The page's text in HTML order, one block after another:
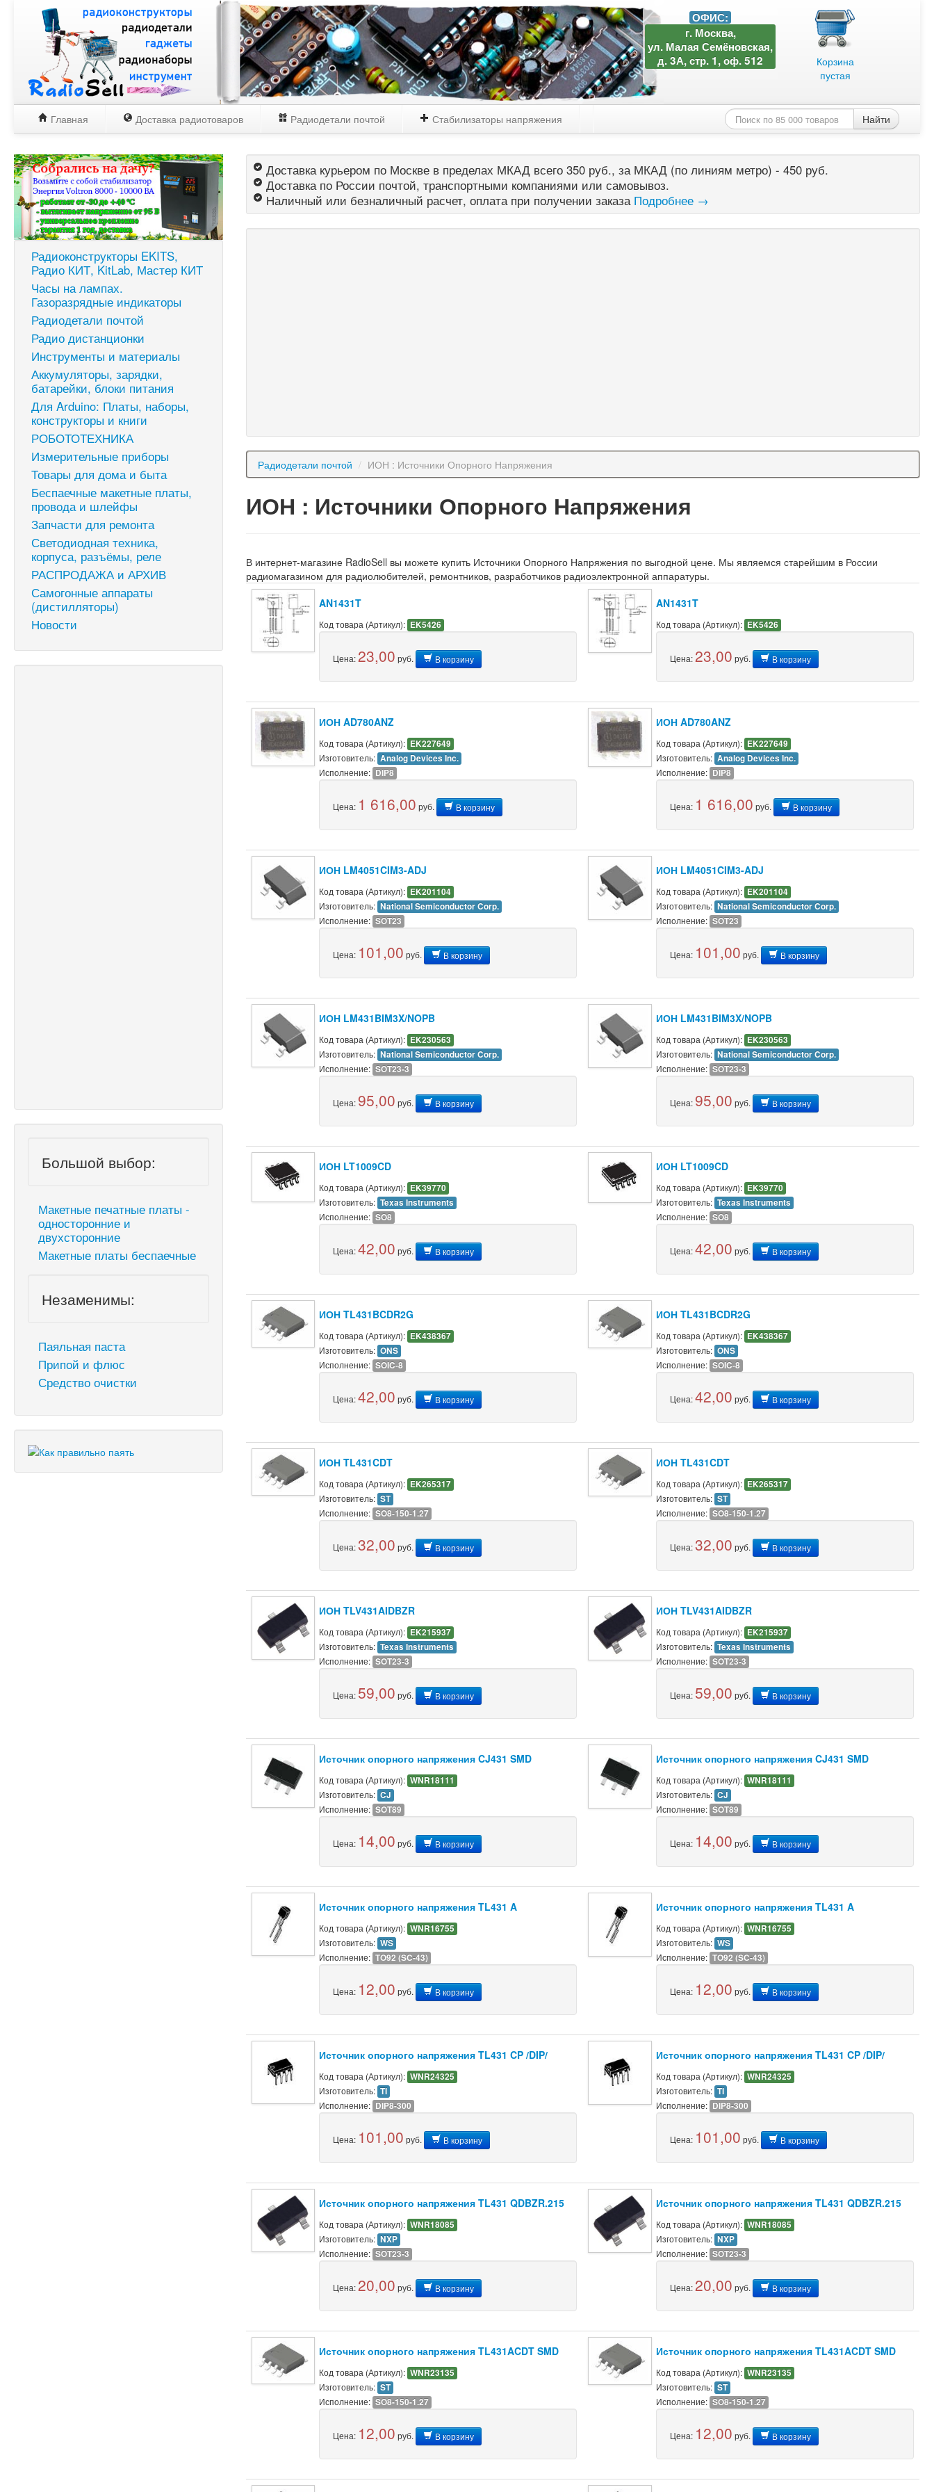
Корзина
пустая
ОФИС:
г. Москва,
ул. Малая Семёновская,
д. 3А, стр. 1, оф. 512
Главная Доставка радиотоваров Радиодетали почтой Стабилизаторы напряжения Найти
Радиоконструкторы EKITS,
Радио КИТ, KitLab, Мастер КИТ
Часы на лампах.
Газоразрядные индикаторы
Радиодетали почтой
Радио дистанционки
Инструменты и материалы
Аккумуляторы, зарядки,
батарейки, блоки питания
Для Arduino: Платы, наборы,
конструкторы и книги
РОБОТОТЕХНИКА
Измерительные приборы
Товары для дома и быта
Беспаечные макетные платы,
провода и шлейфы
Запчасти для ремонта
Светодиодная техника,
корпуса, разъёмы, реле
РАСПРОДАЖА и АРХИВ
Самогонные аппараты
(дистилляторы)
Новости
Большой выбор:
Макетные печатные платы -
односторонние и
двухсторонние
Макетные платы беспаечные
Незаменимы:
Паяльная паста
Припой и флюс
Средство очистки
Доставка курьером по Москве в пределах МКАД всего 350 руб., за МКАД (по линиям метро) - 450 руб.
Доставка по России почтой, транспортными компаниями или самовывоз.
Наличный или безналичный расчет, оплата при получении заказа Подробнее →
Радиодетали почтой / ИОН : Источники Опорного Напряжения
ИОН : Источники Опорного Напряжения
В интернет-магазине RadioSell вы можете купить Источники Опорного Напряжения по выгодной цене. Мы являемся старейшим в России
радиомагазином для радиолюбителей, ремонтников, разработчиков радиоэлектронной аппаратуры.
AN1431T
Код товара (Артикул): EK5426
Цена:23,00 руб. В корзину
AN1431T
Код товара (Артикул): EK5426
Цена:23,00 руб. В корзину
ИОН AD780ANZ
Код товара (Артикул): EK227649
Изготовитель: Analog Devices Inc.
Исполнение: DIP8
Цена: 1 616,00 руб. В корзину
ИОН AD780ANZ
Код товара (Артикул): EK227649
Изготовитель: Analog Devices Inc.
Исполнение: DIP8
Цена: 1 616,00 руб. В корзину
ИОН LM4051CIM3-ADJ
Код товара (Артикул): EK201104
Изготовитель: National Semiconductor Corp.
Исполнение: SOT23
Цена: 101,00 руб. В корзину
ИОН LM4051CIM3-ADJ
Код товара (Артикул): EK201104
Изготовитель: National Semiconductor Corp.
Исполнение: SOT23
Цена: 101,00 руб. В корзину
ИОН LM431BIM3X/NOPB
Код товара (Артикул): EK230563
Изготовитель: National Semiconductor Corp.
Исполнение: SOT23-3
Цена: 95,00 руб. В корзину
ИОН LM431BIM3X/NOPB
Код товара (Артикул): EK230563
Изготовитель: National Semiconductor Corp.
Исполнение: SOT23-3
Цена: 95,00 руб. В корзину
ИОН LT1009CD
Код товара (Артикул): EK39770
Изготовитель: Texas Instruments
Исполнение: SO8
Цена:42,00 руб. В корзину
ИОН LT1009CD
Код товара (Артикул): EK39770
Изготовитель: Texas Instruments
Исполнение: SO8
Цена:42,00 руб. В корзину
ИОН TL431BCDR2G
Код товара (Артикул): EK438367
Изготовитель: ONS
Исполнение: SOIC-8
Цена:42,00 руб. В корзину
ИОН TL431BCDR2G
Код товара (Артикул): EK438367
Изготовитель: ONS
Исполнение: SOIC-8
Цена:42,00 руб. В корзину
ИОН TL431CDT
Код товара (Артикул): EK265317
Изготовитель: ST
Исполнение: SO8-150-1.27
Цена:32,00 руб. В корзину
ИОН TL431CDT
Код товара (Артикул): EK265317
Изготовитель: ST
Исполнение: SO8-150-1.27
Цена:32,00 руб. В корзину
ИОН TLV431AIDBZR
Код товара (Артикул): EK215937
Изготовитель: Texas Instruments
Исполнение: SOT23-3
Цена: 59,00 руб. В корзину
ИОН TLV431AIDBZR
Код товара (Артикул): EK215937
Изготовитель: Texas Instruments
Исполнение: SOT23-3
Цена: 59,00 руб. В корзину
Источник опорного напряжения CJ431 SMD
Код товара (Артикул): WNR18111
Изготовитель: CJ
Исполнение: SOT89
Цена: 14,00 руб. В корзину
Источник опорного напряжения CJ431 SMD
Код товара (Артикул): WNR18111
Изготовитель: CJ
Исполнение: SOT89
Цена: 14,00 руб. В корзину
Источник опорного напряжения TL431 A
Код товара (Артикул): WNR16755
Изготовитель: WS
Исполнение: TO92 (SC-43)
Цена: 12,00 руб. В корзину
Источник опорного напряжения TL431 A
Код товара (Артикул): WNR16755
Изготовитель: WS
Исполнение: TO92 (SC-43)
Цена: 12,00 руб. В корзину
Источник опорного напряжения TL431 CP /DIP/
Код товара (Артикул): WNR24325
Изготовитель: TI
Исполнение: DIP8-300
Цена: 101,00 руб. В корзину
Источник опорного напряжения TL431 CP /DIP/
Код товара (Артикул): WNR24325
Изготовитель: TI
Исполнение: DIP8-300
Цена: 101,00 руб. В корзину
Источник опорного напряжения TL431 QDBZR.215
Код товара (Артикул): WNR18085
Изготовитель: NXP
Исполнение: SOT23-3
Цена:20,00 руб. В корзину
Источник опорного напряжения TL431 QDBZR.215
Код товара (Артикул): WNR18085
Изготовитель: NXP
Исполнение: SOT23-3
Цена:20,00 руб. В корзину
Источник опорного напряжения TL431ACDT SMD
Код товара (Артикул): WNR23135
Изготовитель: ST
Исполнение: SO8-150-1.27
Цена: 12,00 руб. В корзину
Источник опорного напряжения TL431ACDT SMD
Код товара (Артикул): WNR23135
Изготовитель: ST
Исполнение: SO8-150-1.27
Цена: 12,00 руб. В корзину